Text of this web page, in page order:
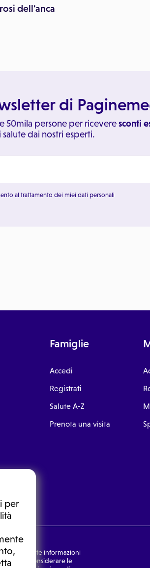
per
dell'anca
di
50mila persone per riceveresconti
salute dai nostri esperti.
al trattamento dei miei dati personali
Famiglie
Accedi
Registrati
Salute A-Z
Prenota una visita
caso, queste informazioni
devono considerare le